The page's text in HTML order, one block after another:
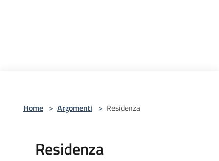
Home > Argomenti > Residenza
Residenza